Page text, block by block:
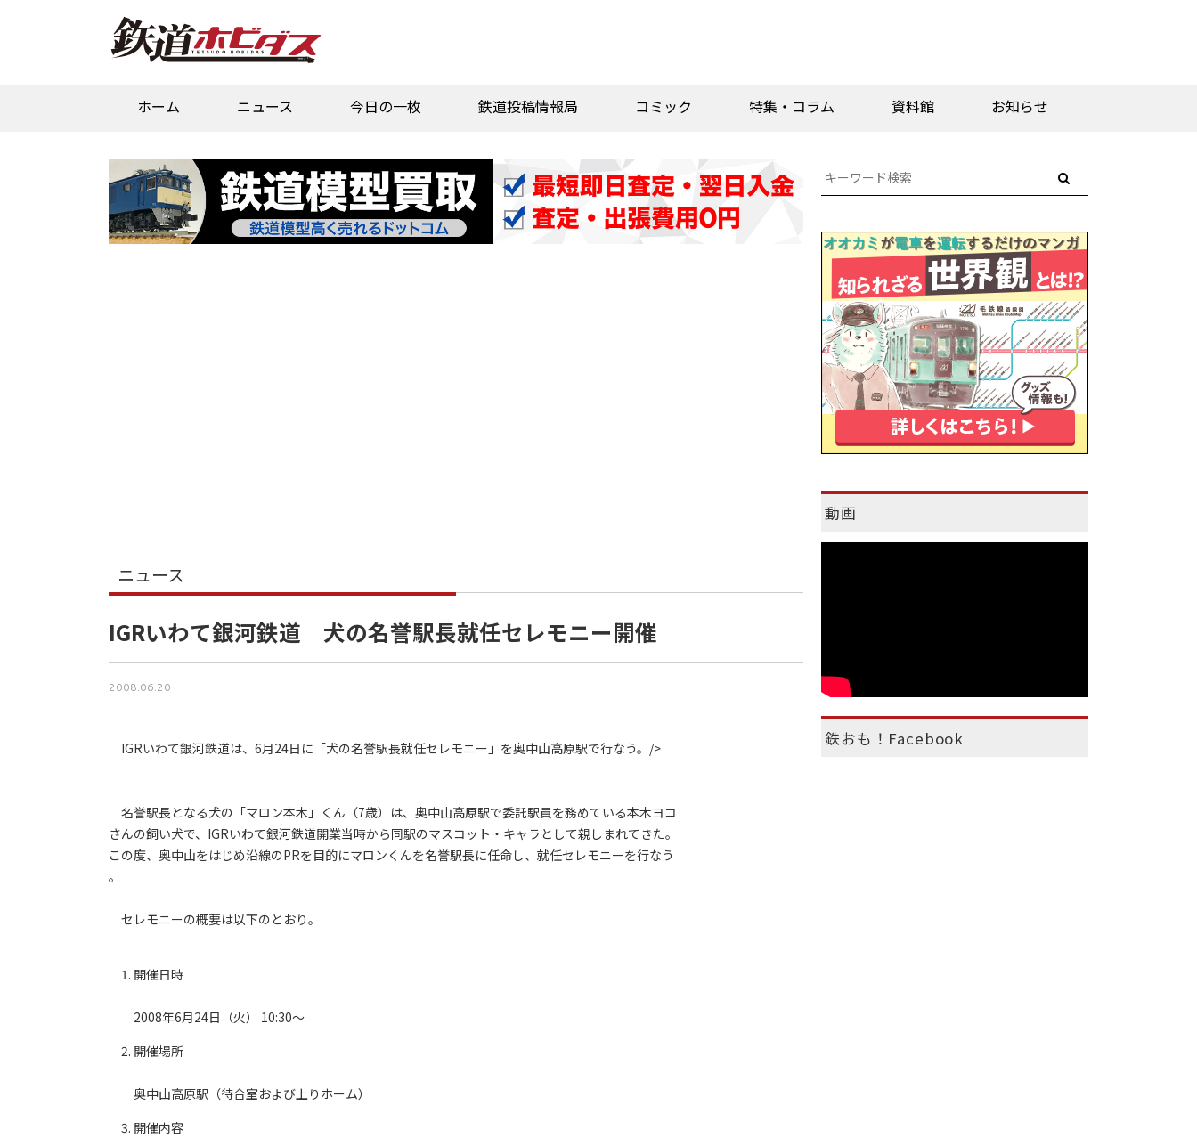
ホーム ニュース 今日の一枚 鉄道投稿情報局 コミック 特集・コラム 資料館 お知らせ
ニュース
IGRいわて銀河鉄道 犬の名誉駅長就任セレモニー開催
2008.06.20
IGRいわて銀河鉄道は、6月24日に「犬の名誉駅長就任セレモニー」を奥中山高原駅で行なう。 />
名誉駅長となる犬の「マロン本木」くん（7歳）は、奥中山高原駅で委託駅員を務めている本木ヨコ
さんの飼い犬で、IGRいわて銀河鉄道開業当時から同駅のマスコット・キャラとして親しまれてきた。
この度、奥中山をはじめ沿線のPRを目的にマロンくんを名誉駅長に任命し、就任セレモニーを行なう
。
セレモニーの概要は以下のとおり。
開催日時
2008年6月24日（火） 10:30～
開催場所
奥中山高原駅（待合室および上りホーム）
開催内容
動画
鉄おも！Facebook